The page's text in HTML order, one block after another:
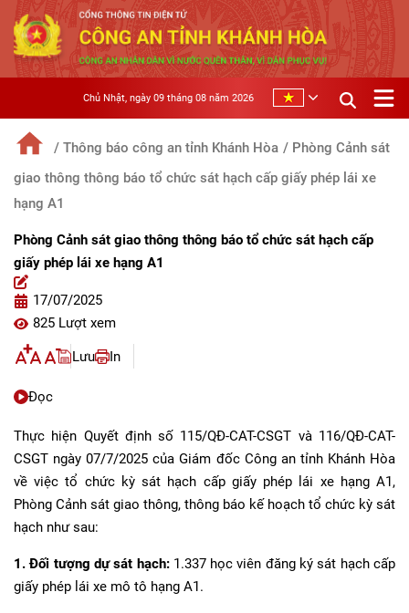
Chủ Nhật, ngày 09 tháng 08 năm 2026
/ Thông báo công an tỉnh Khánh Hòa / Phòng Cảnh sát
giao thông thông báo tổ chức sát hạch cấp giấy phép lái xe
hạng A1
Phòng Cảnh sát giao thông thông báo tổ chức sát hạch cấp
giấy phép lái xe hạng A1
17/07/2025
825 Lượt xem
Lưu In
Đọc
Thực hiện Quyết định số 115/QĐ-CAT-CSGT và 116/QĐ-CAT-
CSGT ngày 07/7/2025 của Giám đốc Công an tỉnh Khánh Hòa
về việc tổ chức kỳ sát hạch cấp giấy phép lái xe hạng A1,
Phòng Cảnh sát giao thông, thông báo kế hoạch tổ chức kỳ sát
hạch như sau:
1. Đối tượng dự sát hạch: 1.337 học viên đăng ký sát hạch cấp
giấy phép lái xe mô tô hạng A1.